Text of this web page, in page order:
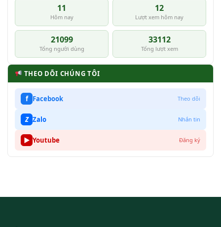
11
Hôm nay
12
Lượt xem hôm nay
21099
Tổng người dùng
33112
Tổng lượt xem
THEO DÕI CHÚNG TÔI
f Facebook Theo dõi
Z Zalo Nhắn tin
▶ Youtube Đăng ký